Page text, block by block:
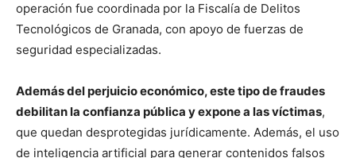
operación fue coordinada por la Fiscalía de Delitos
Tecnológicos de Granada, con apoyo de fuerzas de
seguridad especializadas.
Además del perjuicio económico, este tipo de fraudes
debilitan la confianza pública y expone a las víctimas,
que quedan desprotegidas jurídicamente. Además, el uso
de inteligencia artificial para generar contenidos falsos